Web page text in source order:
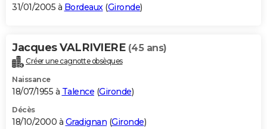
31/01/2005 à Bordeaux(Gironde)
Jacques VALRIVIERE (45 ans)
Créer une cagnotte obsèques
Naissance
18/07/1955 à Talence (Gironde)
Décès
18/10/2000 à Gradignan (Gironde)